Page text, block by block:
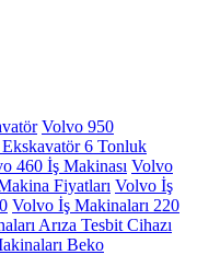
Volvo 950
6 Tonluk
460 İş Makinası Volvo
Fiyatları Volvo İş
Volvo İş Makinaları 220
Arıza Tesbit Cihazı
Beko